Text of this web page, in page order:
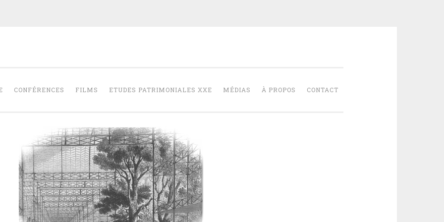
CONFÉRENCES FILMS ETUDES PATRIMONIALES XXE MÉDIAS À PROPOS CONTACT